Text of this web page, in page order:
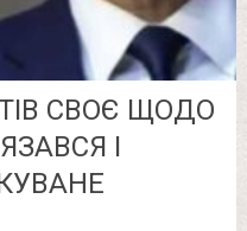
СВОЄ ЩОДО
І